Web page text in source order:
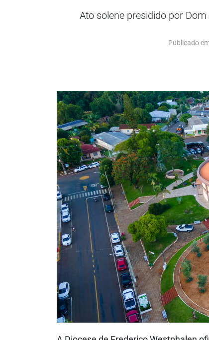
Ato solene presidido por
Publicado